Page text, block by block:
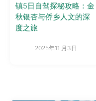
镇5日自驾探秘攻略：金
秋银杏与侨乡人文的深
度之旅
2025年11 月3日